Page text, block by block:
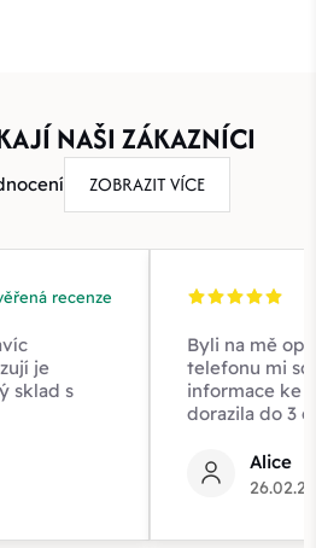
NAŠI ZÁKAZNÍCI
ZOBRAZIT VÍCE
recenze
je
sklad s
Byli na mě
telefonu mi
informace ke
dorazila do 3
Alice